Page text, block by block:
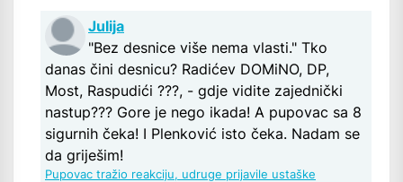
Julija
"Bez desnice više nema vlasti." Tko
danas čini desnicu? Radićev DOMiNO, DP,
Most, Raspudići ???, - gdje vidite zajednički
nastup??? Gore je nego ikada! A pupovac sa 8
sigurnih čeka! I Plenković isto čeka. Nadam se
da griješim!
Pupovac tražio reakciju, udruge prijavile ustaške